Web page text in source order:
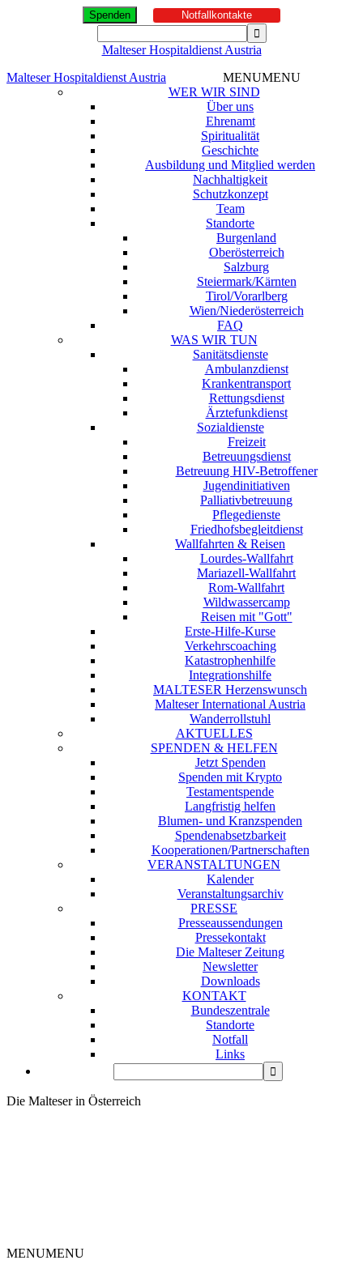
Spenden Notfallkontakte
Malteser Hospitaldienst Austria
Malteser Hospitaldienst Austria
MENUMENU
WER WIR SIND
Über uns
Ehrenamt
Spiritualität
Geschichte
Ausbildung und Mitglied werden
Nachhaltigkeit
Schutzkonzept
Team
Standorte
Burgenland
Oberösterreich
Salzburg
Steiermark/Kärnten
Tirol/Vorarlberg
Wien/Niederösterreich
FAQ
WAS WIR TUN
Sanitätsdienste
Ambulanzdienst
Krankentransport
Rettungsdienst
Ärztefunkdienst
Sozialdienste
Freizeit
Betreuungsdienst
Betreuung HIV-Betroffener
Jugendinitiativen
Palliativbetreuung
Pflegedienste
Friedhofsbegleitdienst
Wallfahrten & Reisen
Lourdes-Wallfahrt
Mariazell-Wallfahrt
Rom-Wallfahrt
Wildwassercamp
Reisen mit "Gott"
Erste-Hilfe-Kurse
Verkehrscoaching
Katastrophenhilfe
Integrationshilfe
MALTESER Herzenswunsch
Malteser International Austria
Wanderrollstuhl
AKTUELLES
SPENDEN & HELFEN
Jetzt Spenden
Spenden mit Krypto
Testamentspende
Langfristig helfen
Blumen- und Kranzspenden
Spendenabsetzbarkeit
Kooperationen/Partnerschaften
VERANSTALTUNGEN
Kalender
Veranstaltungsarchiv
PRESSE
Presseaussendungen
Pressekontakt
Die Malteser Zeitung
Newsletter
Downloads
KONTAKT
Bundeszentrale
Standorte
Notfall
Links
Die Malteser in Österreich
MENUMENU